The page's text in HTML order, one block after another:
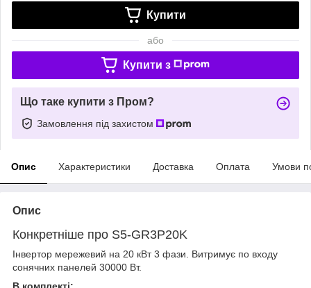
Купити
або
Купити з
Що таке купити з Пром?
Замовлення під захистом
Опис Характеристики Доставка Оплата Умови
Опис
Конкретніше про S5-GR3P20K
Інвертор мережевий на 20 кВт 3 фази. Витримує по входу
сонячних панелей 30000 Вт.
В комплекті: